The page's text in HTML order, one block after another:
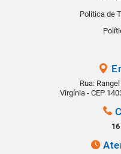
Política de
Rua:
Virgínia - CEP